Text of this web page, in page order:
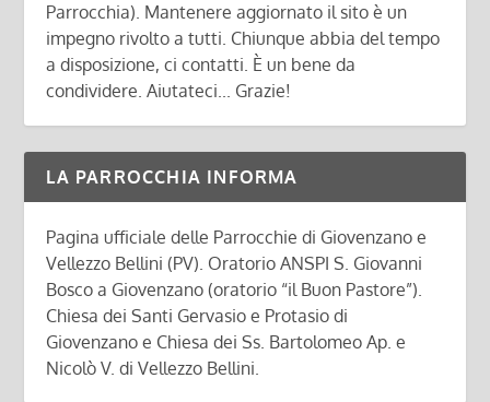
Parrocchia). Mantenere aggiornato il sito è un
impegno rivolto a tutti. Chiunque abbia del tempo
a disposizione, ci contatti. È un bene da
condividere. Aiutateci... Grazie!
LA PARROCCHIA INFORMA
Pagina ufficiale delle Parrocchie di Giovenzano e
Vellezzo Bellini (PV). Oratorio ANSPI S. Giovanni
Bosco a Giovenzano (oratorio “il Buon Pastore”).
Chiesa dei Santi Gervasio e Protasio di
Giovenzano e Chiesa dei Ss. Bartolomeo Ap. e
Nicolò V. di Vellezzo Bellini.